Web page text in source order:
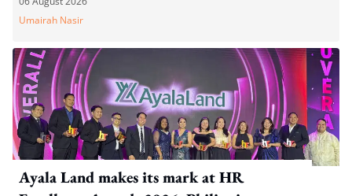
Umairah Nasir
Ayala Land makes its mark at HR